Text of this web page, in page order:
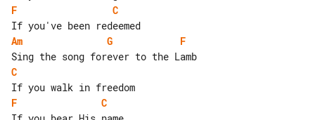
F
C
Am
G
F
C
F
C